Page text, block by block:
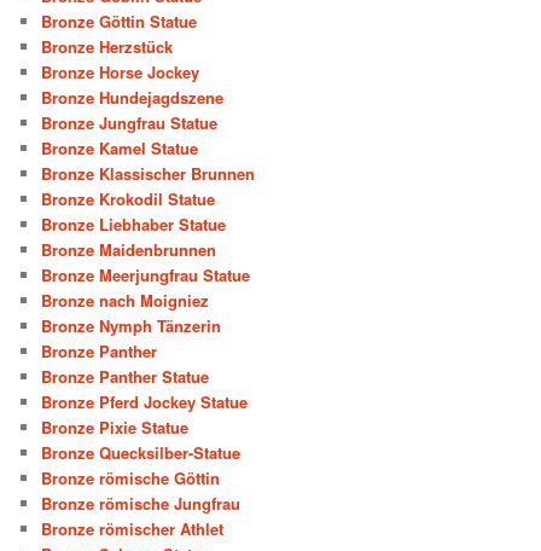
Bronze Göttin Statue
Bronze Herzstück
Bronze Horse Jockey
Bronze Hundejagdszene
Bronze Jungfrau Statue
Bronze Kamel Statue
Bronze Klassischer Brunnen
Bronze Krokodil Statue
Bronze Liebhaber Statue
Bronze Maidenbrunnen
Bronze Meerjungfrau Statue
Bronze nach Moigniez
Bronze Nymph Tänzerin
Bronze Panther
Bronze Panther Statue
Bronze Pferd Jockey Statue
Bronze Pixie Statue
Bronze Quecksilber-Statue
Bronze römische Göttin
Bronze römische Jungfrau
Bronze römischer Athlet